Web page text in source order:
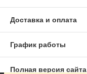
Доставка и оплата
График работы
Полная версия сайта